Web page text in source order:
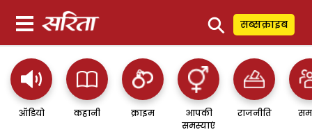
⚲ सब्सक्राइब
ऑडियो कहानी क्राइम
आपकी
समस्याएं
राजनीति